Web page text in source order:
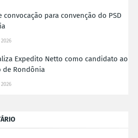
convocação para convenção do PSD
2026
Expedito Netto como candidato ao
de Rondônia
2026